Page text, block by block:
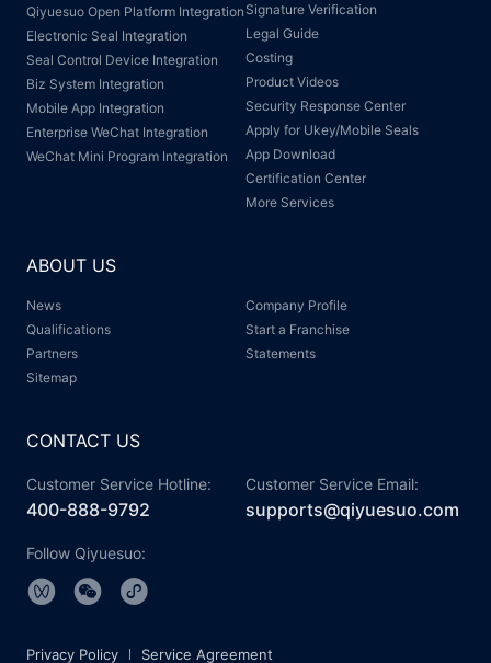
Qiyuesuo Open Platform Integration
Electronic Seal Integration
Seal Control Device Integration
Biz System Integration
Mobile App Integration
Enterprise WeChat Integration
WeChat Mini Program Integration
Signature Verification
Legal Guide
Costing
Product Videos
Security Response Center
Apply for Ukey/Mobile Seals
App Download
Certification Center
More Services
ABOUT US
News
Company Profile
Qualifications
Start a Franchise
Partners
Statements
Sitemap
CONTACT US
Customer Service Hotline:
400-888-9792
Customer Service Email:
supports@qiyuesuo.com
Follow Qiyuesuo:
Privacy Policy Service Agreement